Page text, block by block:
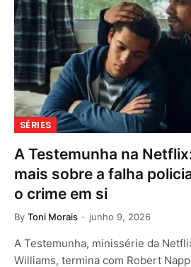
SÉRIES
A Testemunha na
mais sobre a falha
o crime em si
By Toni Morais junho 9, 2026
A Testemunha, minissérie da
Williams, termina com Robert